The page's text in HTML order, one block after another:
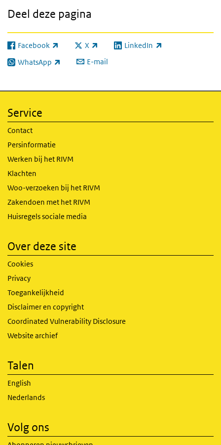
Deel deze pagina
Facebook
(externe link) X
(externe link) LinkedIn
(externe link)
WhatsApp
(externe link) E-mail
Service
Contact
Persinformatie
Werken bij het RIVM
Klachten
Woo-verzoeken bij het RIVM
Zakendoen met het RIVM
Huisregels sociale media
Over deze site
Cookies
Privacy
Toegankelijkheid
Disclaimer en copyright
Coordinated Vulnerability Disclosure
Website archief
Talen
English
Nederlands
Volg ons